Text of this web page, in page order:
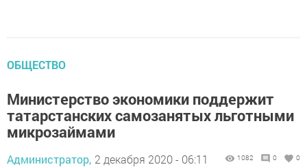
ОБЩЕСТВО
Министерство экономики поддержит
татарстанских самозанятых льготными
микрозаймами
Администратор, 2 декабря 2020 - 06:11 1082 0 0